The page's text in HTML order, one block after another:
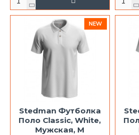
NEW
Stedman Футболка
Поло Classic, White,
Мужская, M